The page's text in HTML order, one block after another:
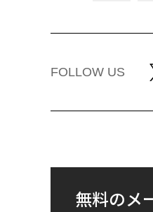
FOLLOW US
無料のメ